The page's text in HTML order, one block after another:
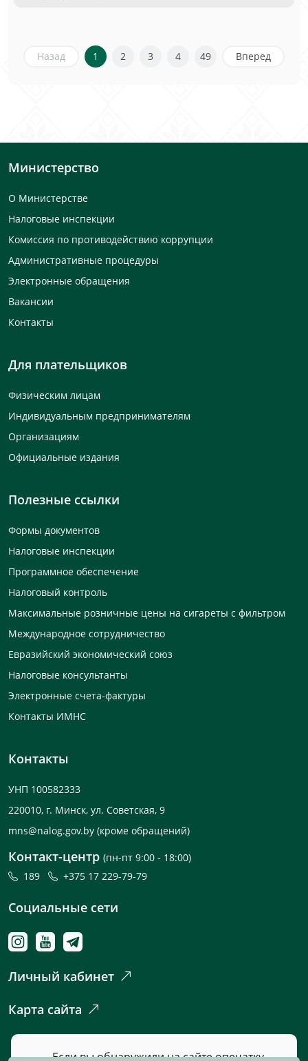
Назад 1 2 3 4 49 Вперед
Министерство
О Министерстве
Налоговые инспекции
Комиссия по противодействию коррупции
Административные процедуры
Электронные обращения
Вакансии
Контакты
Для плательщиков
Физическим лицам
Индивидуальным предпринимателям
Организациям
Официальные издания
Полезные ссылки
Формы документов
Налоговые инспекции
Программное обеспечение
Налоговый контроль
Максимальные розничные цены на сигареты с фильтром
Международное сотрудничество
Евразийский экономический союз
Налоговые консультанты
Электронные счета-фактуры
Контакты ИМНС
Контакты
УНП 100582333
220010, г. Минск, ул. Советская, 9
mns@nalog.gov.by (кроме обращений)
Контакт-центр (пн-пт 9:00 - 18:00)
189
+375 17 229-79-79
Социальные сети
Личный кабинет
Карта сайта
Если вы обнаружили на сайте опечатку